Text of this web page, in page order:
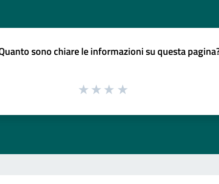
sono chiare le informazioni su questa